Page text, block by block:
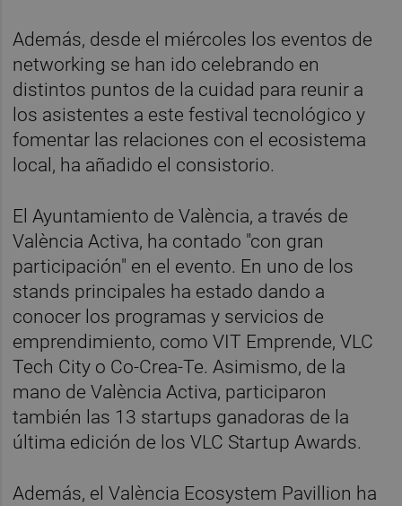
Además, desde el miércoles los eventos de
networking se han ido celebrando en
distintos puntos de la cuidad para reunir a
los asistentes a este festival tecnológico y
fomentar las relaciones con el ecosistema
local, ha añadido el consistorio.
El Ayuntamiento de València, a través de
València Activa, ha contado "con gran
participación" en el evento. En uno de los
stands principales ha estado dando a
conocer los programas y servicios de
emprendimiento, como VIT Emprende, VLC
Tech City o Co-Crea-Te. Asimismo, de la
mano de València Activa, participaron
también las 13 startups ganadoras de la
última edición de los VLC Startup Awards.
Además, el València Ecosystem Pavillion ha